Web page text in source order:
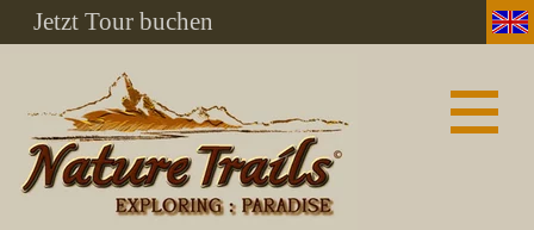
Jetzt Tour buchen